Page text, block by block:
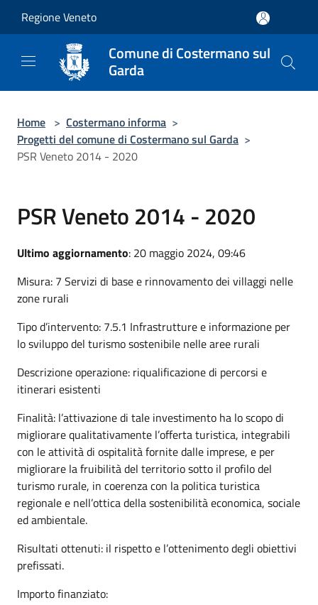
Regione Veneto
Comune di Costermano sul
Garda
Home > Costermano informa >
Progetti del comune di Costermano sul Garda >
PSR Veneto 2014 - 2020
PSR Veneto 2014 - 2020
Ultimo aggiornamento: 20 maggio 2024, 09:46
Misura: 7 Servizi di base e rinnovamento dei villaggi nelle
zone rurali
Tipo d’intervento: 7.5.1 Infrastrutture e informazione per
lo sviluppo del turismo sostenibile nelle aree rurali
Descrizione operazione: riqualificazione di percorsi e
itinerari esistenti
Finalità: l’attivazione di tale investimento ha lo scopo di
migliorare qualitativamente l’offerta turistica, integrabili
con le attività di ospitalità fornite dalle imprese, e per
migliorare la fruibilità del territorio sotto il profilo del
turismo rurale, in coerenza con la politica turistica
regionale e nell’ottica della sostenibilità economica, sociale
ed ambientale.
Risultati ottenuti: il rispetto e l’ottenimento degli obiettivi
prefissati.
Importo finanziato: